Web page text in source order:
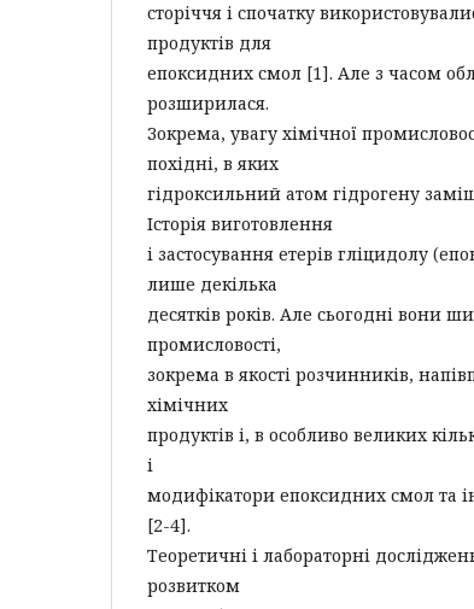
сторіччя і спочатку
продуктів для
епоксидних смол [1]. Але з часом
розширилася.
Зокрема, увагу хімічної
похідні, в яких
гідроксильний атом гідрогену
Історія виготовлення
і застосування етерів гліцидолу
лише декілька
десятків років. Але сьогодні вони
промисловості,
зокрема в якості розчинників,
хімічних
продуктів і, в особливо великих
і
модифікатори епоксидних смол та
[2-4].
Теоретичні і лабораторні
розвитком